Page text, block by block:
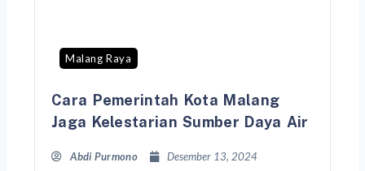
Malang Raya
Cara Pemerintah Kota Malang
Jaga Kelestarian Sumber Daya Air
Abdi Purmono Desember 13, 2024